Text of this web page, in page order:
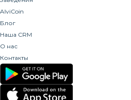
AlviCoin
Блог
Наша CRM
О нас
Контакты